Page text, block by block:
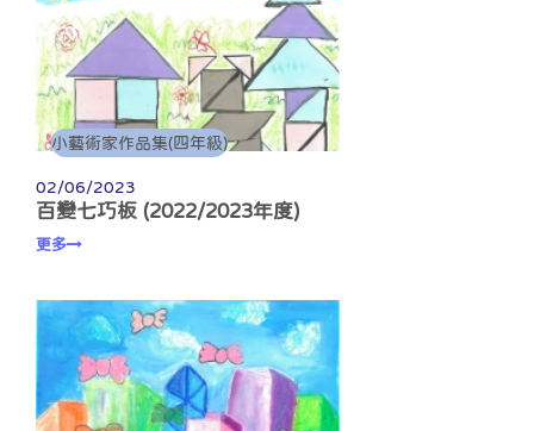
小藝術家作品集(四年級)
02/06/2023
百變七巧板 (2022/2023年度)
更多